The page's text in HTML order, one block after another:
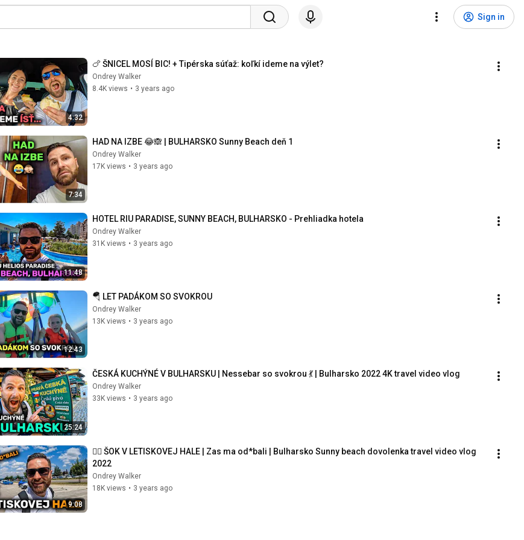
Sign in
4:32
🍗 ŠNICEL MOSÍ BIC! + Tipérska súťaž: koľkí ideme na výlet?
Ondrey Walker
8.4K views • 3 years ago
7:34
HAD NA IZBE 😂🙈 | BULHARSKO Sunny Beach deň 1
Ondrey Walker
17K views • 3 years ago
11:48
HOTEL RIU PARADISE, SUNNY BEACH, BULHARSKO - Prehliadka hotela
Ondrey Walker
31K views • 3 years ago
12:43
🪂 LET PADÁKOM SO SVOKROU
Ondrey Walker
13K views • 3 years ago
25:24
ČESKÁ KUCHÝNÉ V BULHARSKU | Nessebar so svokrou 💃 | Bulharsko 2022 4K travel video vlog
Ondrey Walker
33K views • 3 years ago
9:08
🧑‍✈️ ŠOK V LETISKOVEJ HALE | Zas ma od*bali | Bulharsko Sunny beach dovolenka travel video vlog
2022
Ondrey Walker
18K views • 3 years ago